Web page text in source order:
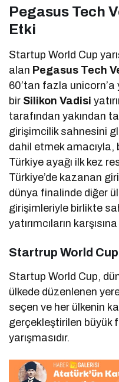
Pegasus Tech
Etki
Startup World Cup
alan Pegasus Tech
60’tan fazla unicorn’a
bir Silikon Vadisi
tarafından yakından
girişimcilik sahnesini
dahil etmek amacıyla,
Türkiye ayağı ilk kez
Türkiye’de kazanan
dünya finalinde diğer
girişimleriyle birlikte
yatırımcıların
Startrup World
Startup World Cup,
ülkede düzenlenen
seçen ve her ülkenin
gerçekleştirilen büyük
yarışmasıdır.